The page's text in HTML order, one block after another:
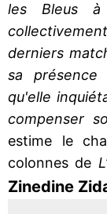
les Bleus à
derniers
sa présence
qu'elle
compenser
estime le
colonnes de
Zinedine